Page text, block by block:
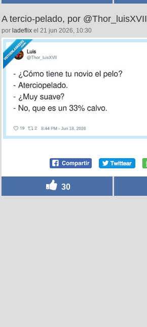
A tercio-pelado, por @Thor_luisXVII
por ladeflix el 21 jun 2026, 10:30
30